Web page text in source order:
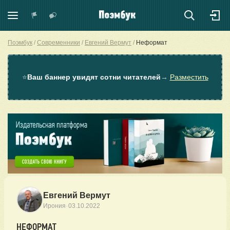
Поэмбук Современники Евгений Вермут Неформат
⭐Ваш баннер увидят сотни читателей → Разместить
Евгений Вермут
Ирония ·03.10.2022
НЕФОРМАТ